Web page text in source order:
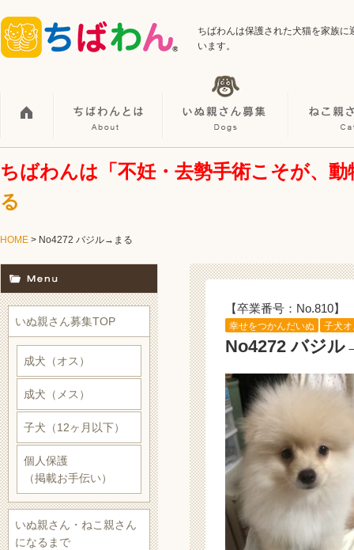
ちばわんは保護された犬猫を家族
います。
ちばわんは「不妊・去勢手術こそが、
る
HOME > No4272 バジル→まる
【卒業番号：No.810】
幸せをつかんだいぬ 子犬
No4272 バジ
いぬ親さん募集TOP
成犬（オス）
成犬（メス）
子犬（12ヶ月以下）
個人保護
（掲載お手伝い）
いぬ親さん・ねこ親さん
になるまで